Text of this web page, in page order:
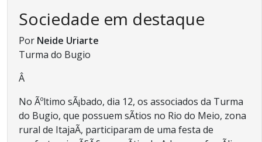
Sociedade em destaque
Por Neide Uriarte
Turma do Bugio
Â
No Ãºltimo sÃ¡bado, dia 12, os associados da Turma
do Bugio, que possuem sÃ­tios no Rio do Meio, zona
rural de ItajaÃ­, participaram de uma festa de